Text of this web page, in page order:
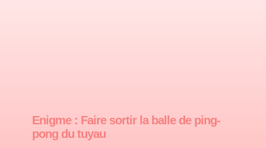
Enigme : Faire sortir la balle de ping-
pong du tuyau